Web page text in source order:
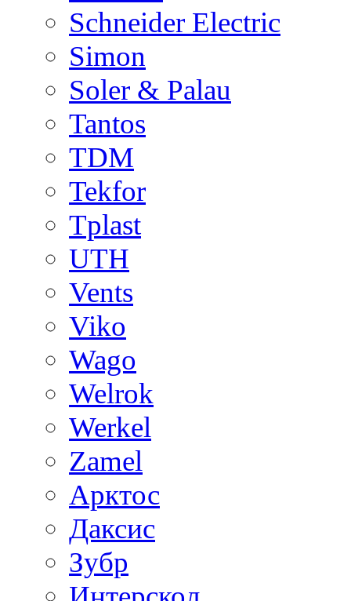
Schneider Electric
Simon
Soler & Palau
Tantos
TDM
Tekfor
Tplast
UTH
Vents
Viko
Wago
Welrok
Werkel
Zamel
Арктос
Даксис
Зубр